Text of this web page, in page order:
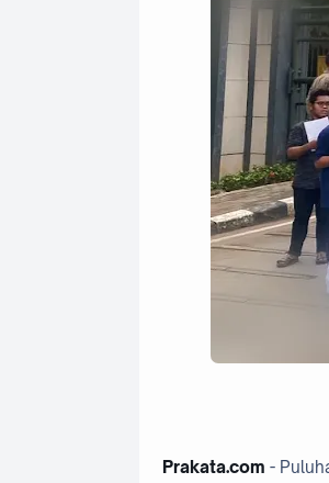
Prakata.com -